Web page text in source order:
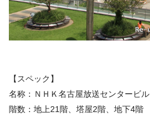
【スペック】
名称：ＮＨＫ名古屋放送センタービル
階数：地上21階、塔屋2階、地下4階